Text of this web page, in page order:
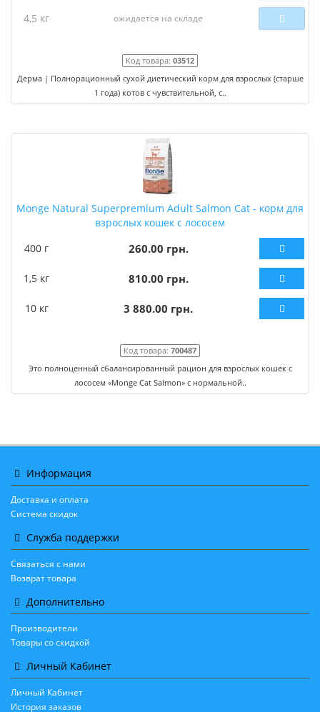
4,5 кг ожидается на складе
Код товара: 03512
Дерма | Полнорационный сухой диетический корм для взрослых (старше
1 года) котов с чувствительной, с..
Monge Natural Superpremium Adult Salmon Cat - корм для
взрослых кошек с лососем
400 г
260.00 грн.
1,5 кг 810.00 грн.
10 кг 3 880.00 грн.
Код товара: 700487
Это полноценный сбалансированный рацион для взрослых кошек с
лососем «Monge Cat Salmon» с нормальной..
Информация
Доставка и оплата
Система скидок
Служба поддержки
Связаться с нами
Возврат товара
Дополнительно
Производители
Товары со скидкой
Личный Кабинет
Личный Кабинет
История заказов